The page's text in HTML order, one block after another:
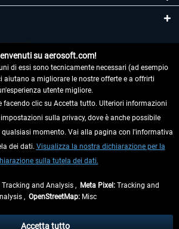
di spedizione, se non diversamente descritto.
su aerosoft.com!
di essi sono tecnicamente necessari (ad esempio
aiutano a migliorare le nostre offerte e a offrirti
utente migliore.
facendo clic su Accetta tutto. Ulteriori informazioni
sulla privacy, dove è anche possibile
momento. Vai alla pagina con l'informativa
dei dati. Visualizza la nostra dichiarazione per la
sulla tutela dei dati.
Tracking and Analysis , Meta Pixel: Tracking and
, OpenStreetMap:Misc
Accetta tutto